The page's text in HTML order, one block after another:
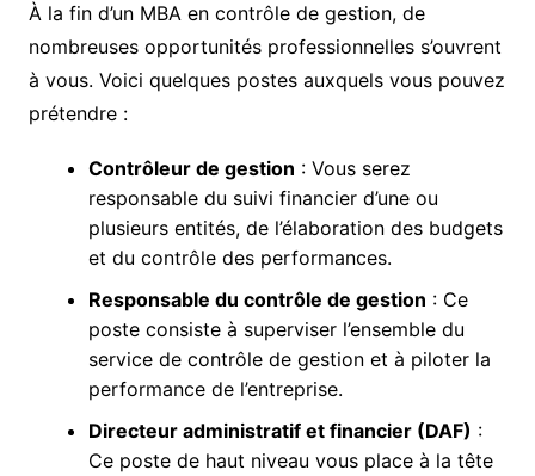
À la fin d’un MBA en contrôle de gestion, de
nombreuses opportunités professionnelles s’ouvrent
à vous. Voici quelques postes auxquels vous pouvez
prétendre :
Contrôleur de gestion : Vous serez
responsable du suivi financier d’une ou
plusieurs entités, de l’élaboration des budgets
et du contrôle des performances.
Responsable du contrôle de gestion : Ce
poste consiste à superviser l’ensemble du
service de contrôle de gestion et à piloter la
performance de l’entreprise.
Directeur administratif et financier (DAF) :
Ce poste de haut niveau vous place à la tête